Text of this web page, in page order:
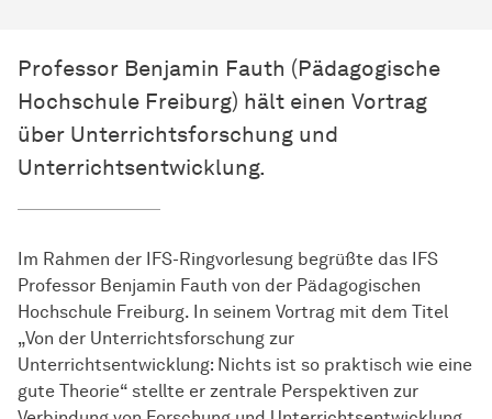
Professor Benjamin Fauth (Pädagogische
Hochschule Freiburg) hält einen Vortrag
über Unterrichtsforschung und
Unterrichtsentwicklung.
Im Rahmen der IFS-Ringvorlesung begrüßte das IFS
Professor Benjamin Fauth von der Pädagogischen
Hochschule Freiburg. In seinem Vortrag mit dem Titel
„Von der Unterrichtsforschung zur
Unterrichtsentwicklung: Nichts ist so praktisch wie eine
gute Theorie“ stellte er zentrale Perspektiven zur